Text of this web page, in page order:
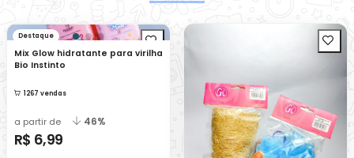
Destaque
Mix Glow hidratante para virilha
Bio Instinto
1267 vendas
a partir de 46%
R$ 6,99